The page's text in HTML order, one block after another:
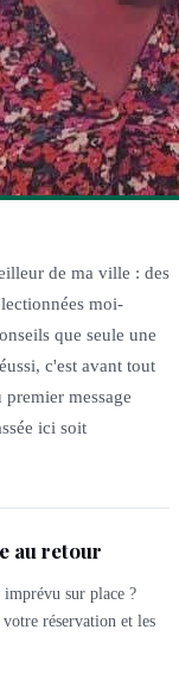
de ma ville : des
moi-
que seule une
c'est avant tout
message
ici soit
au retour
sur place ?
réservation et les